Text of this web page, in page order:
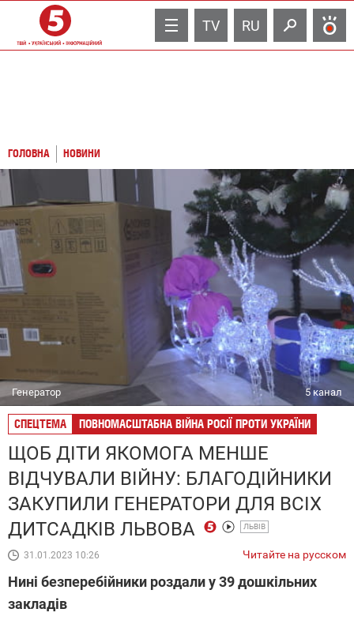
TV RU
ГОЛОВНА НОВИНИ
Генератор 5 канал
СПЕЦТЕМА ПОВНОМАСШТАБНА ВІЙНА РОСІЇ ПРОТИ УКРАЇНИ
ЩОБ ДІТИ ЯКОМОГА МЕНШЕ
ВІДЧУВАЛИ ВІЙНУ: БЛАГОДІЙНИКИ
ЗАКУПИЛИ ГЕНЕРАТОРИ ДЛЯ ВСІХ
ДИТСАДКІВ ЛЬВОВА
ЛЬВІВ
31.01.2023 10:26 Читайте на русском
Нині безперебійники роздали у 39 дошкільних
закладів